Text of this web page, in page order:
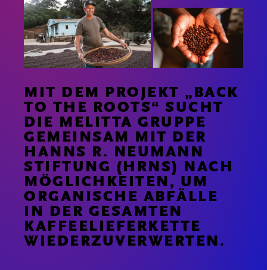
MIT DEM PROJEKT „BACK
TO THE ROOTS“ SUCHT
DIE MELITTA GRUPPE
GEMEINSAM MIT DER
HANNS R. NEUMANN
STIFTUNG (HRNS) NACH
MÖGLICHKEITEN, UM
ORGANISCHE ABFÄLLE
IN DER GESAMTEN
KAFFEELIEFERKETTE
WIEDERZUVERWERTEN.